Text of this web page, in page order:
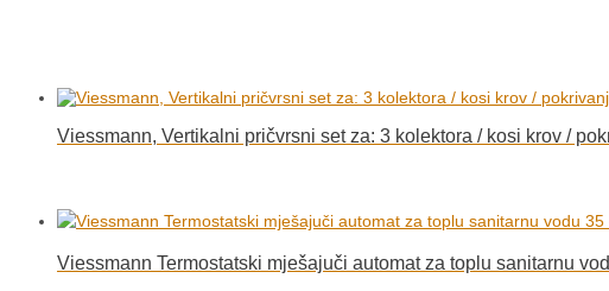
Viessmann, Vertikalni pričvrsni set za: 3 kolektora / kosi krov /
Viessmann Termostatski mješajuči automat za toplu sanitarnu